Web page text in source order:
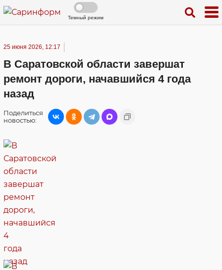
Темный режим
25 июня 2026, 12:17
В Саратовской области завершат
ремонт дороги, начавшийся 4 года
назад
Поделиться
новостью: